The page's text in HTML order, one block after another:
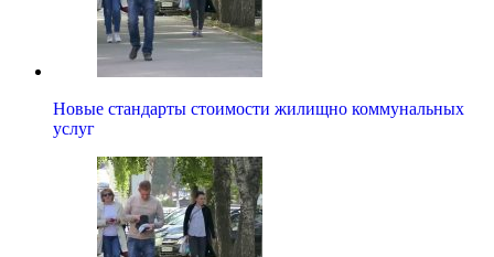
Новые стандарты стоимости жилищно коммунальных
услуг